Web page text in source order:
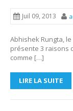
Juil 09, 2013
Abhishek Rungta,
présente 3 raisons
comme […]
LIRE LA SUITE